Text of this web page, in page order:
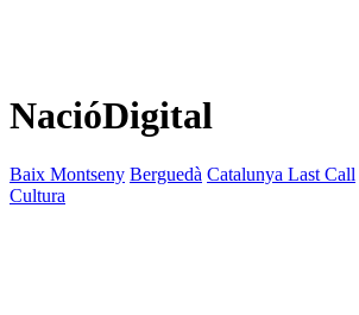
NacióDigital
Baix Montseny Berguedà Catalunya Last Call
Cultura